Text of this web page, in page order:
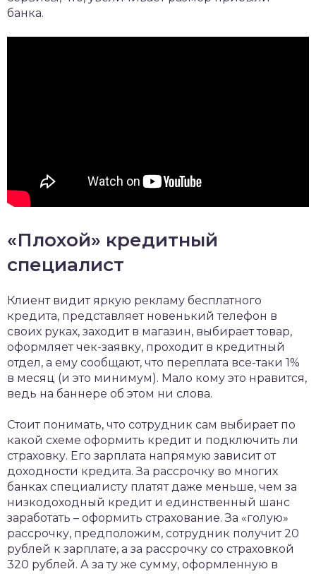
банка.
«Плохой» кредитный
специалист
Клиент видит яркую рекламу бесплатного
кредита, представляет новенький телефон в
своих руках, заходит в магазин, выбирает товар,
оформляет чек-заявку, проходит в кредитный
отдел, а ему сообщают, что переплата все-таки 1%
в месяц (и это минимум). Мало кому это нравится,
ведь на баннере об этом ни слова.
Стоит понимать, что сотрудник сам выбирает по
какой схеме оформить кредит и подключить ли
страховку. Его зарплата напрямую зависит от
доходности кредита. За рассрочку во многих
банках специалисту платят даже меньше, чем за
низкодоходный кредит и единственный шанс
заработать – оформить страхование. За «голую»
рассрочку, предположим, сотрудник получит 20
рублей к зарплате, а за рассрочку со страховкой
320 рублей. А за ту же сумму, оформленную в